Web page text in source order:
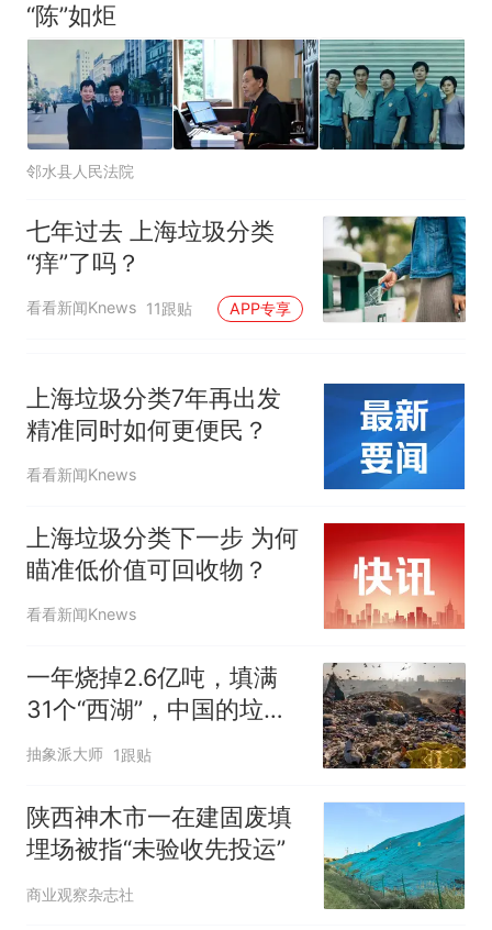
“陈”如炬
邻水县人民法院
七年过去 上海垃圾分类
“痒”了吗？
看看新闻Knews 11跟贴 APP专享
上海垃圾分类7年再出发
精准同时如何更便民？
看看新闻Knews
上海垃圾分类下一步 为何
瞄准低价值可回收物？
看看新闻Knews
一年烧掉2.6亿吨，填满
31个“西湖”，中国的垃
圾，不够烧了？
抽象派大师 1跟贴
陕西神木市一在建固废填
埋场被指“未验收先投运”
商业观察杂志社